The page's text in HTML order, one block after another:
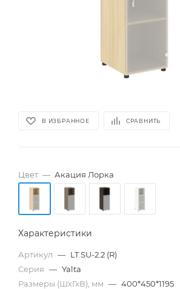
В ИЗБРАННОЕ СРАВНИТЬ
Цвет — Акация Лорка
Характеристики
Артикул — LT.SU-2.2 (R)
Серия — Yalta
Размеры (ШхГхВ), мм — 400*450*1195